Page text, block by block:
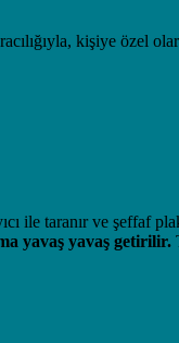
kişiye özel
ile taranır ve şeffaf
yavaş yavaş getirilir.